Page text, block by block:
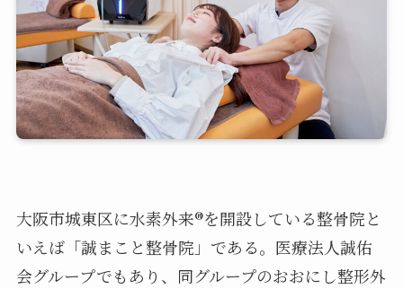
大阪市城東区に水素外来®️を開設している整骨院と
いえば「誠まこと整骨院」である。医療法人誠佑
会グループでもあり、同グループのおおにし整形外